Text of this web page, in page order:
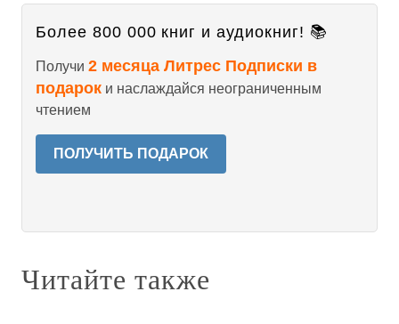
Более 800 000 книг и аудиокниг! 📚
Получи 2 месяца Литрес Подписки в
подарок и наслаждайся неограниченным
чтением
ПОЛУЧИТЬ ПОДАРОК
Читайте также